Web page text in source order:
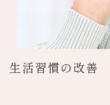
生活習慣の改善